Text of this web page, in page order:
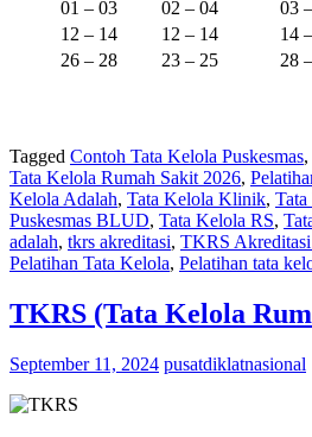
01 – 03 02 – 04
03
12 – 14
12 – 14
14
26 – 28
23 – 25 28
Tagged Contoh Tata Kelola Puskesmas,
Tata Kelola Rumah Sakit 2026,
Kelola Adalah, Tata Kelola Klinik,
Puskesmas BLUD, Tata Kelola RS,
adalah, tkrs akreditasi, TKRS
Pelatihan Tata Kelola, Pelatihan tata
TKRS (Tata Kelola
September 11, 2024 pusatdiklatnasional